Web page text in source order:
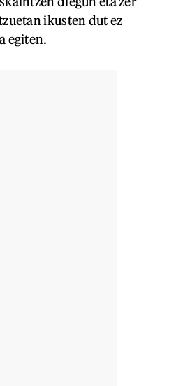
ikusten dut ez
egiten.